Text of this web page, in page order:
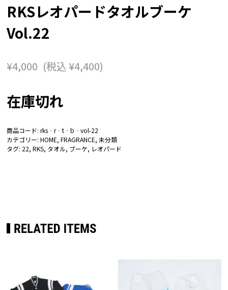
RKSレオパードタオルブーケ
Vol.22
¥4,000 (税込¥4,400)
在庫切れ
商品コード:rks‐r‐t‐b‐vol-22
カテゴリー:HOME,FRAGRANCE,未分類
タグ: 22,RKS, タオル, ブーケ, レオパード